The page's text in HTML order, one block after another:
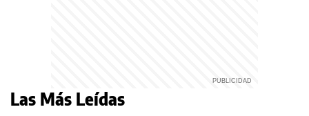
Las Más Leídas